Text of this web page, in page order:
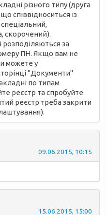
різного типу (друга
співвідноситься із
скорочений).
розподіляються за
ПН. Якщо вам не
можете у
"Документи"
по типам
реєстр та спробуйте
реєстр треба закрити
09.06.2015, 10:15
15.06.2015, 15:00